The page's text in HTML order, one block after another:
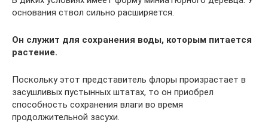
основания ствол сильно расширяется.
Он служит для сохранения воды, которым питается
растение.
Поскольку этот представитель флоры произрастает в
засушливых пустынных штатах, то он приобрел
способность сохранения влаги во время
продолжительной засухи.